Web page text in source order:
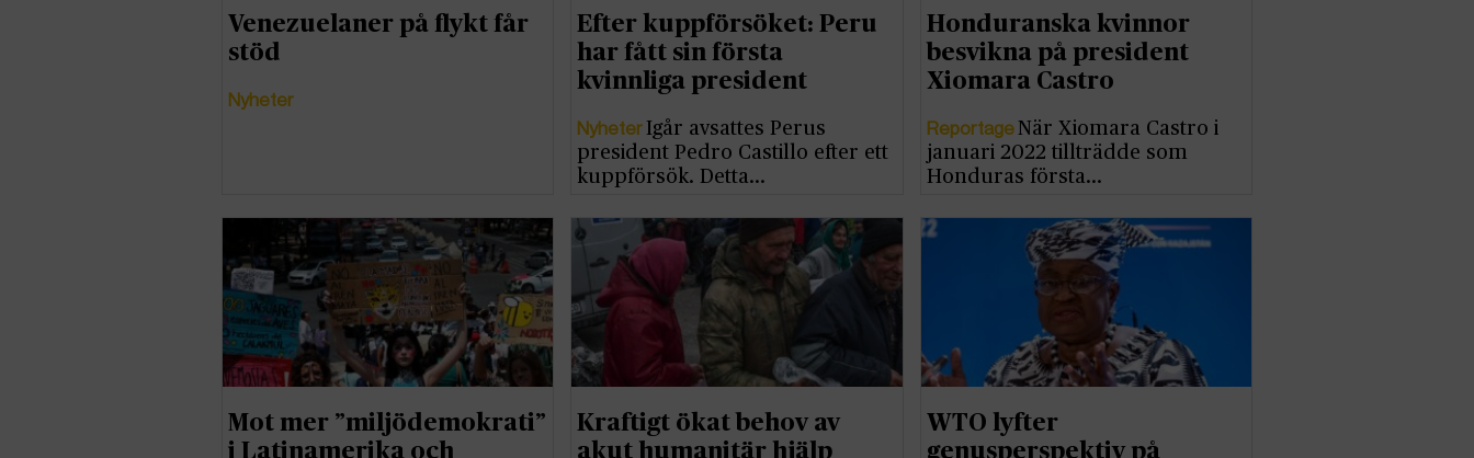
Venezuelaner på flykt får
stöd
Nyheter
Efter kuppförsöket: Peru
har fått sin första
kvinnliga president
NyheterIgår avsattes Perus
president Pedro Castillo efter ett
kuppförsök. Detta…
Honduranska kvinnor
besvikna på president
Xiomara Castro
ReportageNär Xiomara Castro i
januari 2022 tillträdde som
Honduras första…
Mot mer ”miljödemokrati”
i Latinamerika och
Kraftigt ökat behov av
akut humanitär hjälp
WTO lyfter
genusperspektiv på